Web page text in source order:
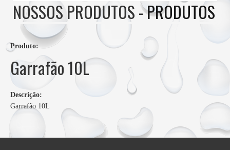
NOSSOS PRODUTOS -PRODUTOS
Produto:
Garrafão 10L
Descrição:
Garrafão 10L